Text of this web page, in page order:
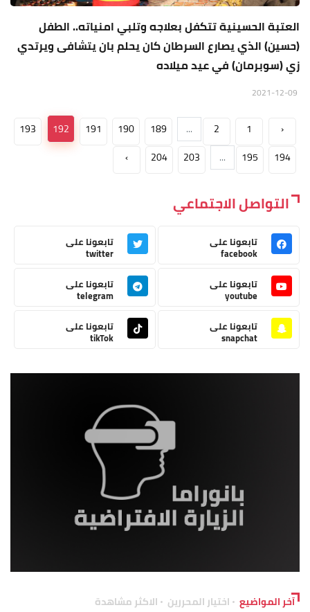
العتبة الحسينية تتكفل بعلاجه وتلبي امنياته.. الطفل
(حسين) الذي يصارع السرطان كان يحلم بان يتشافى ويرتدي
زي (سوبرمان) في عيد ميلاده
‹
1
2
...
189
190
191
192
193
194
195
...
203
204
›
التواصل الاجتماعي
تابعونا على
facebook
تابعونا على
twitter
تابعونا على
youtube
تابعونا على
telegram
تابعونا على
snapchat
تابعونا على
tikTok
آخر المواضيع اختيار المحررين الاكثر مشاهدة